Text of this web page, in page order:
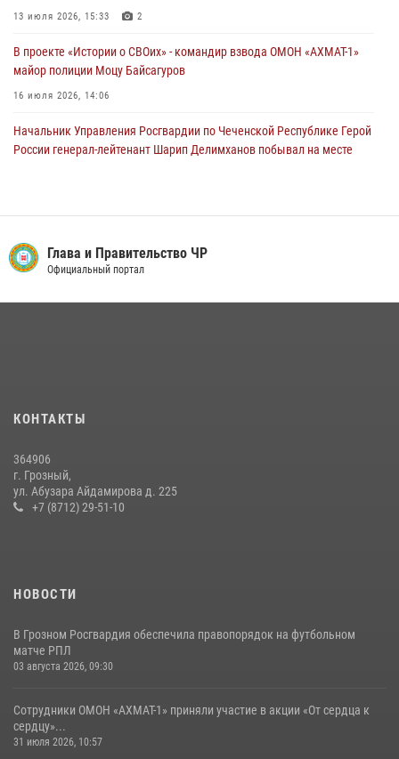
13 июля 2026, 15:33 2
В проекте «Истории о СВОих» - командир взвода ОМОН «АХМАТ-1»
майор полиции Моцу Байсагуров
16 июля 2026, 14:06
Начальник Управления Росгвардии по Чеченской Республике Герой
России генерал-лейтенант Шарип Делимханов побывал на месте
владельцев гражданского оружия об изменениях в
законодательстве
воспитанников детского лагеря «Майралла»
Сотрудник ОМОН «АХМАТ-1» поделился историями спасения
сослуживцев в зоне СВО
Глава и Правительство ЧР
Официальный портал
КОНТАКТЫ
364906
г. Грозный,
ул. Абузара Айдамирова д. 225
+7 (8712) 29-51-10
НОВОСТИ
В Грозном Росгвардия обеспечила правопорядок на футбольном
матче РПЛ
03 августа 2026, 09:30
Сотрудники ОМОН «АХМАТ-1» приняли участие в акции «От сердца к
сердцу»...
31 июля 2026, 10:57